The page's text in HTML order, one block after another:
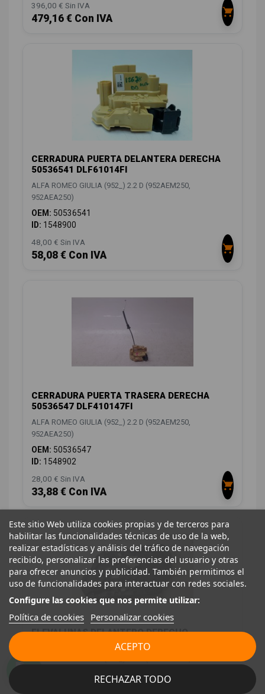
396,00 € Sin IVA
479,16 € Con IVA
CERRADURA PUERTA DELANTERA DERECHA
50536541 DLF61014FI
ALFA ROMEO GIULIA (952_) 2.2 D (952AEM250,
952AEA250)
OEM: 50536541
ID: 1548900
48,00 € Sin IVA
58,08 € Con IVA
CERRADURA PUERTA TRASERA DERECHA
50536547 DLF410147FI
ALFA ROMEO GIULIA (952_) 2.2 D (952AEM250,
952AEA250)
OEM: 50536547
ID: 1548902
28,00 € Sin IVA
33,88 € Con IVA
ELEVALUNAS DELANTERO DERECHO
00505468270 C57772102
Este sitio Web utiliza cookies propias y de terceros para
habilitar las funcionalidades técnicas de uso de la web,
realizar estadísticas y análisis del tráfico de navegación
recibido, personalizar las preferencias del usuario y otras
para ofrecer anuncios y publicidad. También permitimos el
uso de funcionalidades para interactuar con redes sociales.
Configure las cookies que nos permite utilizar:
Política de cookies Personalizar cookies
RECHAZAR TODO
ACEPTO